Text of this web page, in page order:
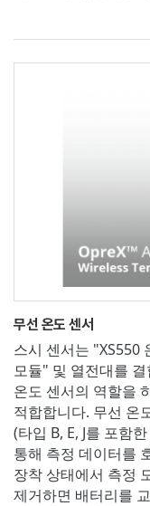
무선 온도 센서
스시 센서는 "XS550
모듈" 및 열전대를
온도 센서의 역할을
적합합니다. 무선 온
(타입 B, E, J를 포함
통해 측정 데이터를
장착 상태에서 측정
제거하면 배터리를